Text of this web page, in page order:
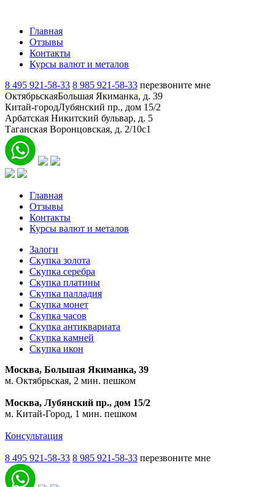
Главная
Отзывы
Контакты
Курсы валют и металов
8 495 921-58-33 8 985 921-58-33 перезвоните мне
ОктябрьскаяБольшая Якиманка, д. 39
Китай-городЛубянский пр., дом 15/2
Арбатская Никитский бульвар, д. 5
Таганская Воронцовская, д. 2/10с1
Главная
Отзывы
Контакты
Курсы валют и металов
Залоги
Скупка золота
Скупка серебра
Скупка платины
Скупка палладия
Скупка монет
Скупка часов
Скупка антиквариата
Скупка камней
Скупка икон
Москва, Большая Якиманка, 39
м. Октябрьская, 2 мин. пешком
Москва, Лубянский пр., дом 15/2
м. Китай-Город, 1 мин. пешком
Консультация
8 495 921-58-33 8 985 921-58-33 перезвоните мне